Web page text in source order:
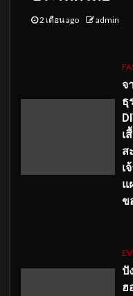
2 เดือน ago admin
จ
ธุ
เ
ส
เ
แ
ข
ปั
ฮ